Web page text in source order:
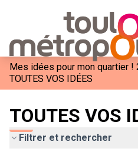
Mes idées pour mon quartier !
TOUTES VOS IDÉES
TOUTES VOS
Filtrer et rechercher